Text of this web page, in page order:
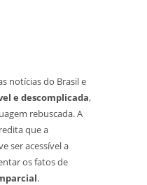
notícias do Brasil e
e descomplicada,
rebuscada. A
que a
ser acessível a
os fatos de
.